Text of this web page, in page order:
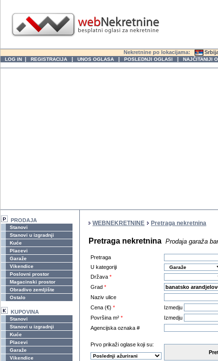
Nekretnine po lokacijama:
LOG IN | REGISTRACIJA | UNOS OGLASA | POSLEDNJI OGLASI | NAJČITANIJI
PRODAJA
Stanovi
Stanovi u izgradnji
Kuće
Placevi
Garaže
Vikendice
Poslovni prostor
Magacinski prostor
Obradivo zemljište
Ostalo
KUPOVINA
Stanovi
Stanovi u izgradnji
Kuće
Placevi
Garaže
Vikendice
WEBNEKRETNINE Pretraga nekretnina
Pretraga nekretnina Prodaja garaža
Pretraga
U kategoriji
Država *
Grad *
Naziv ulice
Cena (€) *
Izmedju
Površina m² *
Izmedju
Agencijska oznaka #
Prvo prikaži oglase koji su: